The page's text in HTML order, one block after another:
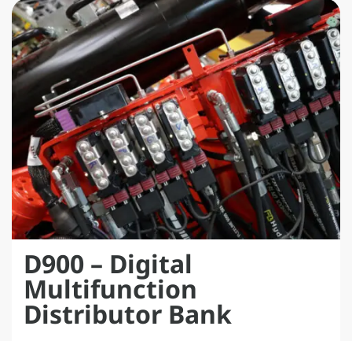
D900 – Digital
Multifunction
Distributor Bank